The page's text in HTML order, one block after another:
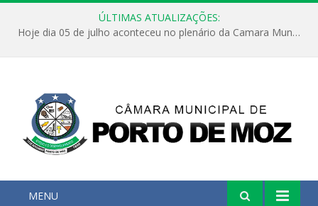
ÚLTIMAS ATUALIZAÇÕES:
Hoje dia 05 de julho aconteceu no plenário da Camara Municipal de Porto de Moz a Sessão Solene de Abertura dos Trabalhos Legislativos 2º Período da 23ª Legislatura
MENU